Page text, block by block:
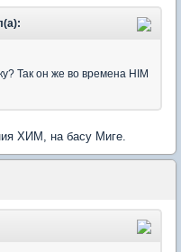
Так он же во времена HIM
ХИМ, на басу Миге.